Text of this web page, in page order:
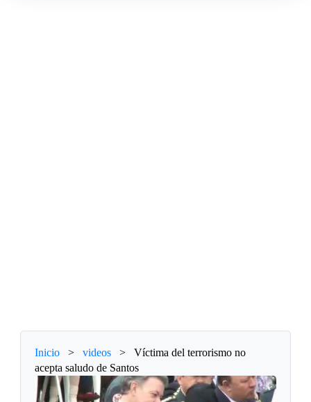
Inicio > videos >
Víctima del terrorismo no
acepta saludo de Santos